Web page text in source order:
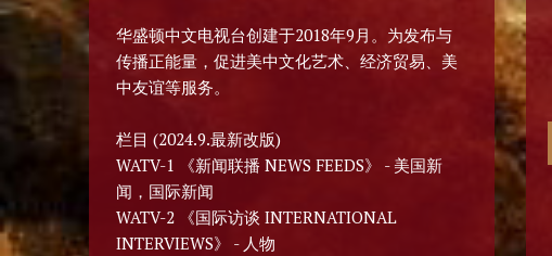
华盛顿中文电视台创建于2018年9月。为发布与
传播正能量，促进美中文化艺术、经济贸易、美
中友谊等服务。
栏目 (2024.9.最新改版)
WATV-1 《新闻联播 NEWS FEEDS》 - 美国新
闻，国际新闻
WATV-2 《国际访谈 INTERNATIONAL
INTERVIEWS》 - 人物